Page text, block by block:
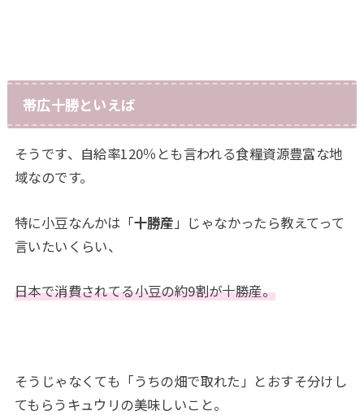
帯広十勝といえば
そうです、自給率120％とも言われる食糧資源豊富な地
域なのです。
特に小豆なんかは「十勝産」じゃなかったら教えてって
言いたいくらい、
日本で消費されてる小豆の約9割が十勝産。
そうじゃなくても「うちの畑で取れた」とおすそ分けし
てもらうキュウリの美味しいこと。